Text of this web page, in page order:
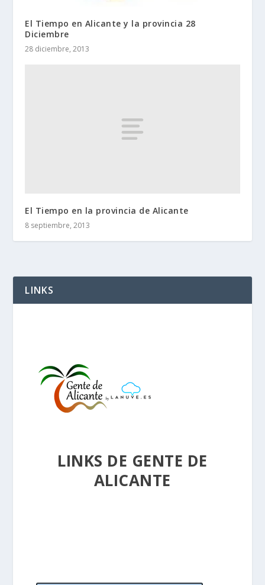
El Tiempo en Alicante y la provincia 28
Diciembre
28 diciembre, 2013
El Tiempo en la provincia de Alicante
8 septiembre, 2013
LINKS
LINKS DE GENTE DE
ALICANTE